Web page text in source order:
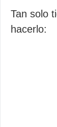
Tan solo
hacerlo: